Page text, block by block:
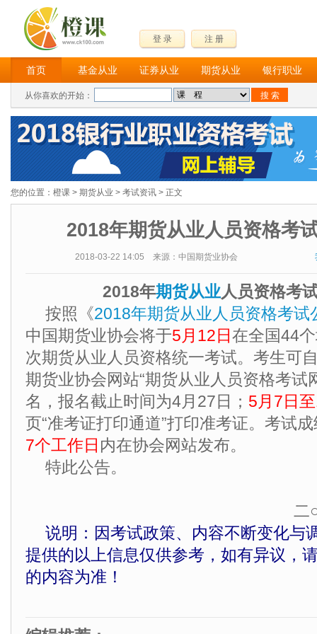
登 录 注 册
首页 基金从业 证券从业 期货从业 银行职业
从你喜欢的开始：
您的位置： 橙课 > 期货从业 > 考试资讯 > 正文
2018年期货从业人员资格考
2018-03-22 14:05 来源：中国期货业协会
2018年期货从业人员资格考
按照《2018年期货从业人员资格考试
中国期货业协会将于5月12日在全国44
次期货从业人员资格统一考试。考生可
期货业协会网站“期货从业人员资格考试
名，报名截止时间为4月27日； 5月7日
页“准考证打印通道”打印准考证。考试
7个工作日 内在协会网站发布。
特此公告。
二
说明：因考试政策、内容不断变化与
提供的以上信息仅供参考，如有异议，
的内容为准！